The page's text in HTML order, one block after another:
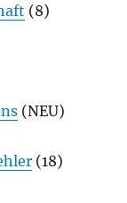
(8)
(NEU)
(18)